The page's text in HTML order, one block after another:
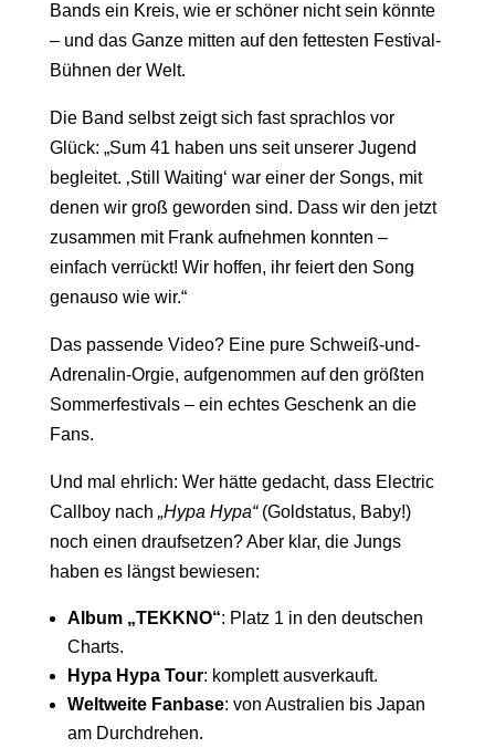
Bands ein Kreis, wie er schöner nicht sein könnte
– und das Ganze mitten auf den fettesten Festival-
Bühnen der Welt.
Die Band selbst zeigt sich fast sprachlos vor
Glück: „Sum 41 haben uns seit unserer Jugend
begleitet. ‚Still Waiting‘ war einer der Songs, mit
denen wir groß geworden sind. Dass wir den jetzt
zusammen mit Frank aufnehmen konnten –
einfach verrückt! Wir hoffen, ihr feiert den Song
genauso wie wir.“
Das passende Video? Eine pure Schweiß-und-
Adrenalin-Orgie, aufgenommen auf den größten
Sommerfestivals – ein echtes Geschenk an die
Fans.
Und mal ehrlich: Wer hätte gedacht, dass Electric
Callboy nach „Hypa Hypa“(Goldstatus, Baby!)
noch einen draufsetzen? Aber klar, die Jungs
haben es längst bewiesen:
Album „TEKKNO“: Platz 1 in den deutschen
Charts.
Hypa Hypa Tour: komplett ausverkauft.
Weltweite Fanbase: von Australien bis Japan
am Durchdrehen.